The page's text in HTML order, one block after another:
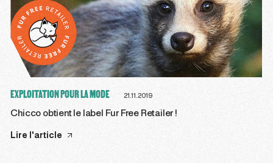
EXPLOITATION POUR LA MODE 21.11.2019
Chicco obtient le label Fur Free Retailer !
Lire l'article